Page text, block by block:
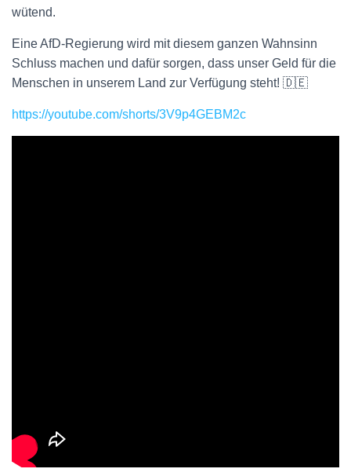
wütend.
Eine AfD-Regierung wird mit diesem ganzen Wahnsinn
Schluss machen und dafür sorgen, dass unser Geld für die
Menschen in unserem Land zur Verfügung steht! 🇩🇪
https://youtube.com/shorts/3V9p4GEBM2c